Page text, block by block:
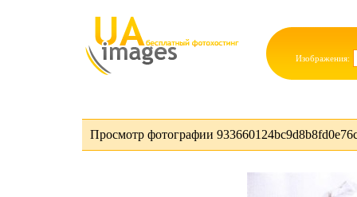
Изображения:
Просмотр фотографии